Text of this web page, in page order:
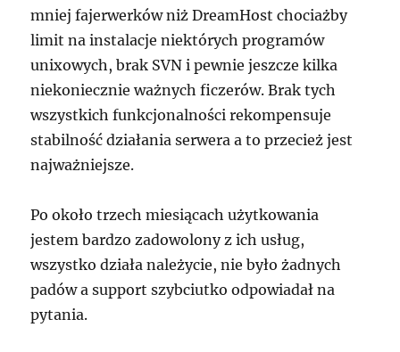
mniej fajerwerków niż DreamHost chociażby
limit na instalacje niektórych programów
unixowych, brak SVN i pewnie jeszcze kilka
niekoniecznie ważnych ficzerów. Brak tych
wszystkich funkcjonalności rekompensuje
stabilność działania serwera a to przecież jest
najważniejsze.
Po około trzech miesiącach użytkowania
jestem bardzo zadowolony z ich usług,
wszystko działa należycie, nie było żadnych
padów a support szybciutko odpowiadał na
pytania.